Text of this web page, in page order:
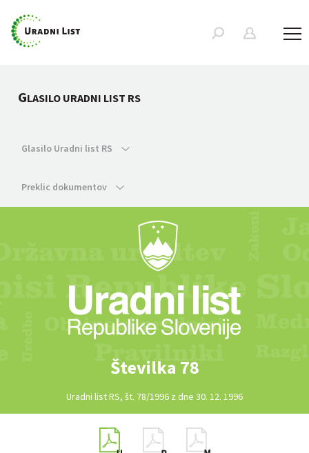
GLASILO URADNI LIST RS
Glasilo Uradni list RS
Preklic dokumentov
Številka 78
Uradni list RS, št. 78/1996 z dne 30. 12. 1996